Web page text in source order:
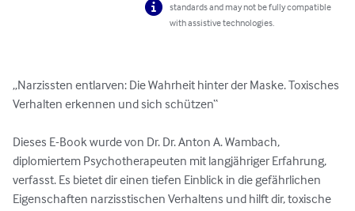
standards and may not be fully compatible
with assistive technologies.
„Narzissten entlarven: Die Wahrheit hinter der Maske. Toxisches
Verhalten erkennen und sich schützen“
Dieses E-Book wurde von Dr. Dr. Anton A. Wambach,
diplomiertem Psychotherapeuten mit langjähriger Erfahrung,
verfasst. Es bietet dir einen tiefen Einblick in die gefährlichen
Eigenschaften narzisstischen Verhaltens und hilft dir, toxische